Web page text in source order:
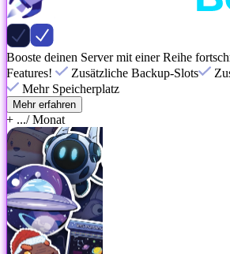
Booste deinen Server mit einer Reihe
Features!
Zusätzliche Backup-Slots
Mehr Speicherplatz
Mehr erfahren
+ .../ Monat